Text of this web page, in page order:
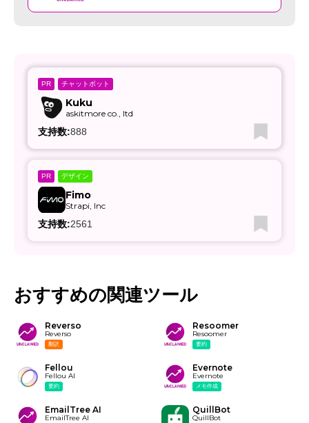
PR チャットボット
Kuku
askitmore co., ltd
支持数:888
PR デザイン
Fimo
Strapi, Inc
支持数:2561
おすすめの関連ツール
Reverso
Reverso
翻訳
Resoomer
Resoomer
要約
Fellou
Fellou AI
要約
Evernote
Evernote
メモ作成
EmailTree AI
EmailTree AI
QuillBot
QuillBot